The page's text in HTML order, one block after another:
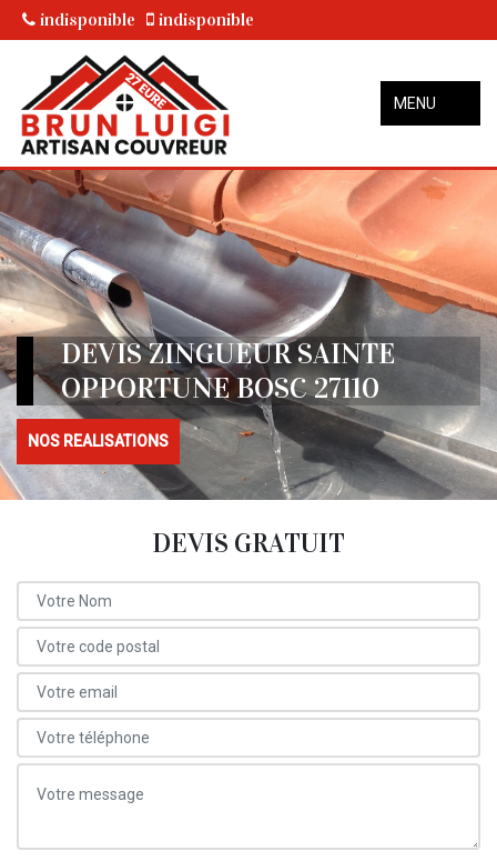
indisponible indisponible
MENU
DEVIS ZINGUEUR SAINTE
OPPORTUNE BOSC 27110
NOS REALISATIONS
DEVIS GRATUIT